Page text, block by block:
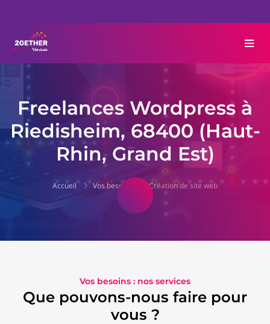
Freelances Wordpress à
Riedisheim, 68400 (Haut-
Rhin, Grand Est)
Accueil Vos besoins Création de site web
Vos besoins : nos services
Que pouvons-nous faire pour
vous ?